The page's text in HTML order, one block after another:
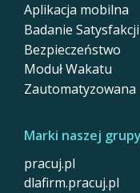
Aplikacja mobilna
Badanie
Bezpieczeństwo
Moduł Wakatu
Marki naszej
pracuj.pl
dlafirm.pracuj.pl